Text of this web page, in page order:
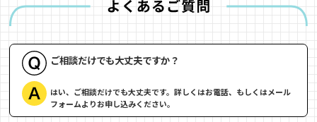
ご相談だけでも大丈夫ですか？
はい、ご相談だけでも大丈夫です。詳しくはお電話、もしくはメール
フォームよりお申し込みください。